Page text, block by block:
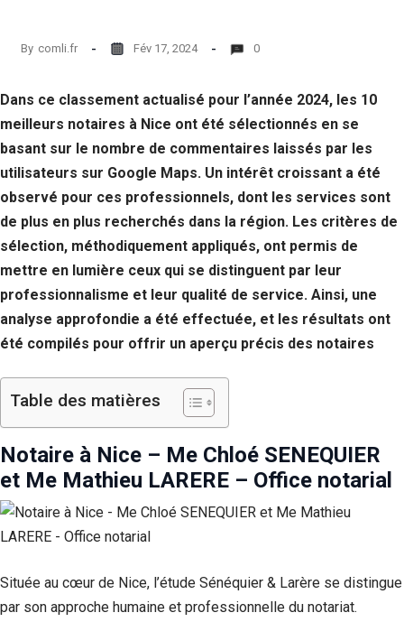
By comli.fr Fév 17, 2024 0
Dans ce classement actualisé pour l’année 2024, les 10
meilleurs notaires à Nice ont été sélectionnés en se
basant sur le nombre de commentaires laissés par les
utilisateurs sur Google Maps. Un intérêt croissant a été
observé pour ces professionnels, dont les services sont
de plus en plus recherchés dans la région. Les critères de
sélection, méthodiquement appliqués, ont permis de
mettre en lumière ceux qui se distinguent par leur
professionnalisme et leur qualité de service. Ainsi, une
analyse approfondie a été effectuée, et les résultats ont
été compilés pour offrir un aperçu précis des notaires
Table des matières
Notaire à Nice – Me Chloé SENEQUIER
et Me Mathieu LARERE – Office notarial
Située au cœur de Nice, l’étude Sénéquier & Larère se distingue
par son approche humaine et professionnelle du notariat.